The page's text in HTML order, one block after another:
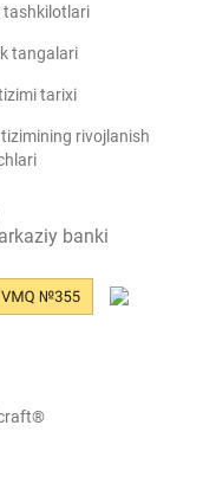
tashkilotlari
tangalari
tarixi
tizimining rivojlanish
banki